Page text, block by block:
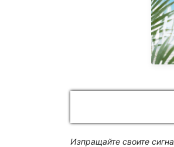
Изпращайте своите